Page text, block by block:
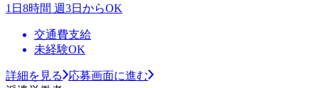
1日8時間 週3日からOK
交通費支給
未経験OK
詳細を見る
応募画面に進む